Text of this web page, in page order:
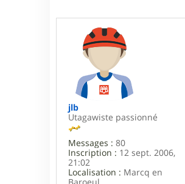
jlb
Utagawiste passionné
Messages : 80
Inscription : 12 sept. 2006,
21:02
Localisation : Marcq en